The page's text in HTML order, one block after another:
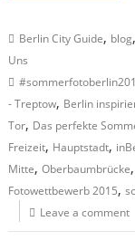
Berlin City Guide, blog,
Uns
- Treptow, Berlin
Tor, Das perfekte
Freizeit, Hauptstadt,
Mitte,Oberbaumbrücke
Fotowettbewerb 2015,
Leave a comment